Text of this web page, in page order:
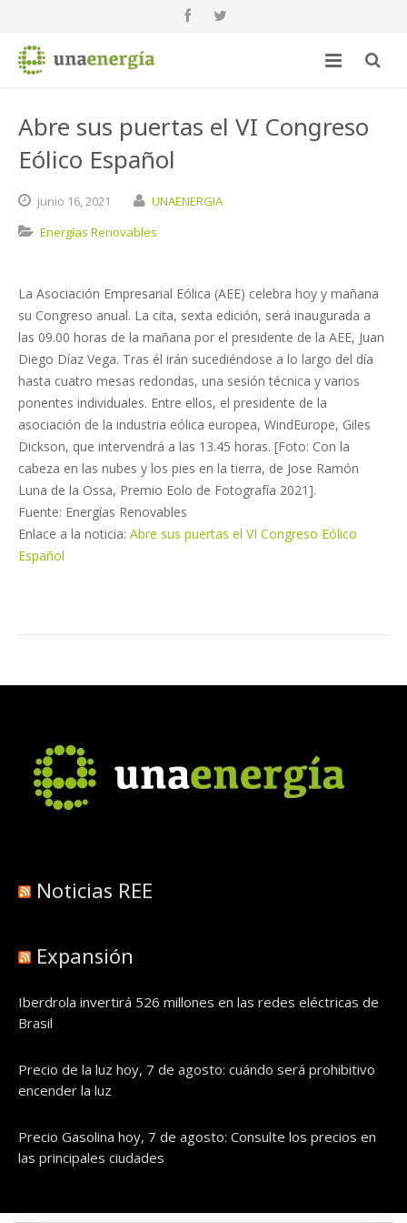
Abre sus puertas el VI Congreso
Eólico Español
junio 16,2021
UNAENERGIA
Energías Renovables
La Asociación Empresarial Eólica (AEE) celebra hoy y mañana
su Congreso anual. La cita, sexta edición, será inaugurada a
las 09.00 horas de la mañana por el presidente de la AEE, Juan
Diego Díaz Vega. Tras él irán sucediéndose a lo largo del día
hasta cuatro mesas redondas, una sesión técnica y varios
ponentes individuales. Entre ellos, el presidente de la
asociación de la industria eólica europea, WindEurope, Giles
Dickson, que intervendrá a las 13.45 horas. [Foto: Con la
cabeza en las nubes y los pies en la tierra, de Jose Ramón
Luna de la Ossa, Premio Eolo de Fotografía 2021].
Fuente: Energías Renovables
Enlace a la noticia: Abre sus puertas el VI Congreso Eólico
Español
Noticias REE
Expansión
Iberdrola invertirá 526 millones en las redes eléctricas de
Brasil
Precio de la luz hoy, 7 de agosto: cuándo será prohibitivo
encender la luz
Precio Gasolina hoy, 7 de agosto: Consulte los precios en
las principales ciudades